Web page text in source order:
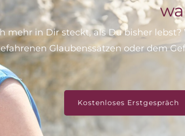
mehr in Dir steckt, als Du bisher
Glaubenssätzen oder dem
Kostenloses Erstgespräch